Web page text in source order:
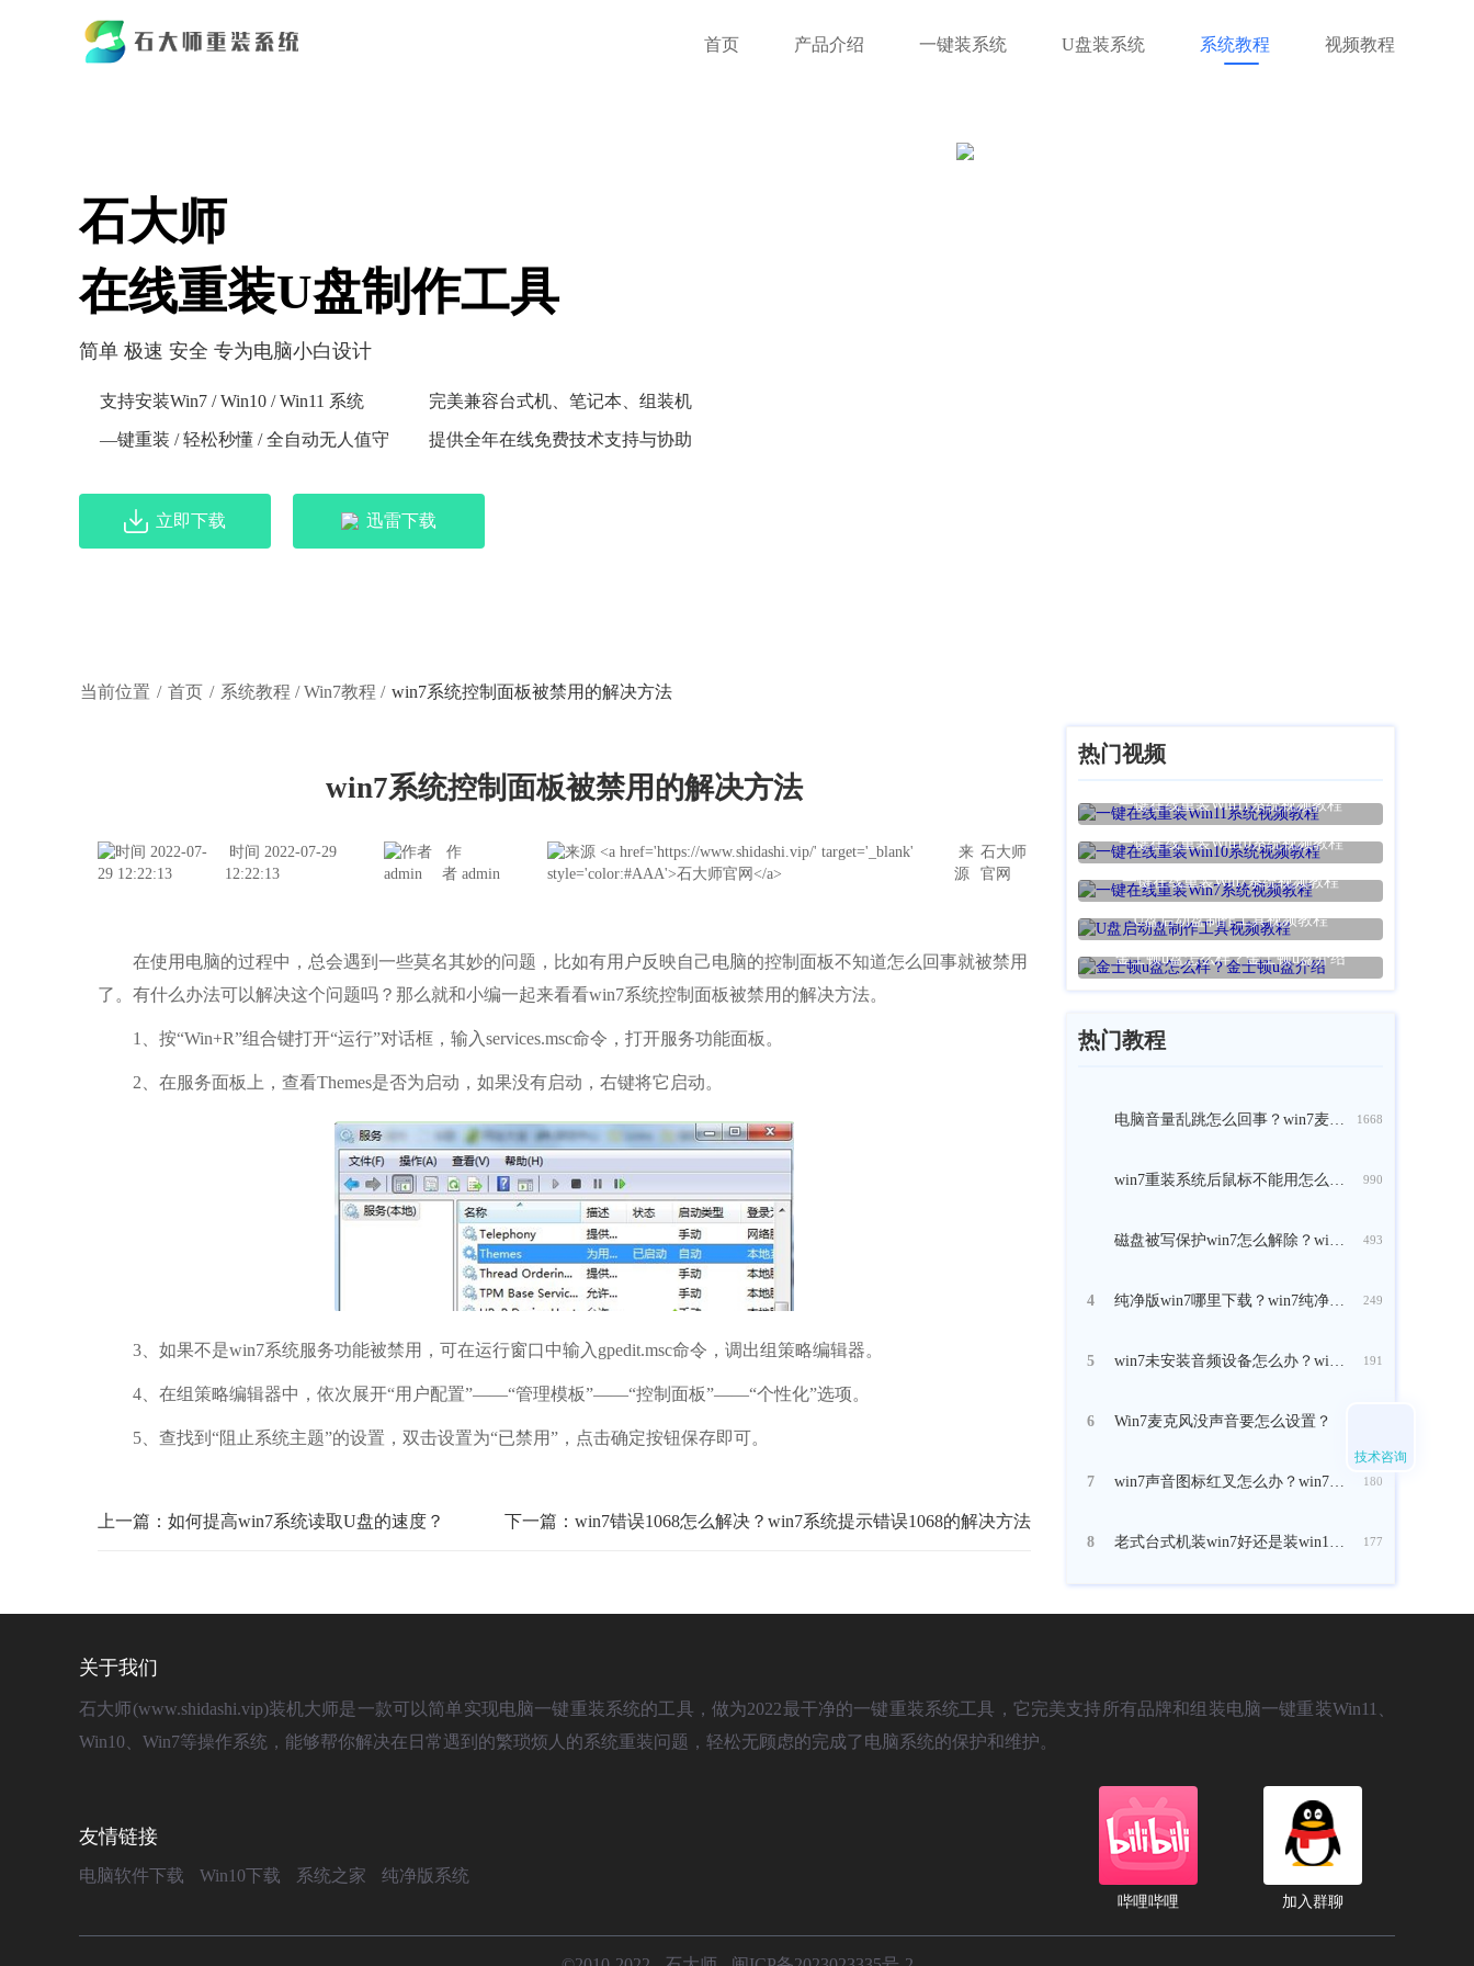
首页 产品介绍 一键装系统 U盘装系统 系统教程 视频教程
石大师
在线重装U盘制作工具
简单 极速 安全 专为电脑小白设计
支持安装Win7 / Win10 / Win11 系统 完美兼容台式机、笔记本、组装机
—键重装 / 轻松秒懂 / 全自动无人值守 提供全年在线免费技术支持与协助
立即下载 迅雷下载
当前位置 / 首页 / 系统教程 /Win7教程 / win7系统控制面板被禁用的解决方法
win7系统控制面板被禁用的解决方法
时间 2022-07-29
12:22:13
作
者 admin
来
源
石大师
官网
在使用电脑的过程中，总会遇到一些莫名其妙的问题，比如有用户反映自己电脑的控制面板不知道怎么回事就被禁用
了。有什么办法可以解决这个问题吗？那么就和小编一起来看看win7系统控制面板被禁用的解决方法。
1、按“Win+R”组合键打开“运行”对话框，输入services.msc命令，打开服务功能面板。
2、在服务面板上，查看Themes是否为启动，如果没有启动，右键将它启动。
3、如果不是win7系统服务功能被禁用，可在运行窗口中输入gpedit.msc命令，调出组策略编辑器。
4、在组策略编辑器中，依次展开“用户配置”——“管理模板”——“控制面板”——“个性化”选项。
5、查找到“阻止系统主题”的设置，双击设置为“已禁用”，点击确定按钮保存即可。
上一篇：如何提高win7系统读取U盘的速度？ 下一篇：win7错误1068怎么解决？win7系统提示错误1068的解决方法
热门视频
一键在线重装Win11系统视频教程
一键在线重装Win10系统视频教程
一键在线重装Win7系统视频教程
U盘启动盘制作工具视频教程
金士顿u盘怎么样？金士顿u盘介绍
热门教程
电脑音量乱跳怎么回事？win7麦克风音量乱跳的解决方法 1668
990
493
4 249
5 191
6 Win7麦克风没声音要怎么设置？
7 180
8 177
关于我们
石大师(www.shidashi.vip)装机大师是一款可以简单实现电脑一键重装系统的工具，做为2022最干净的一键重装系统工具，它完美支持所有品牌和组装电脑一键重装Win11、
Win10、Win7等操作系统，能够帮你解决在日常遇到的繁琐烦人的系统重装问题，轻松无顾虑的完成了电脑系统的保护和维护。
友情链接
电脑软件下载 Win10下载 系统之家 纯净版系统
哔哩哔哩 加入群聊
技术咨询